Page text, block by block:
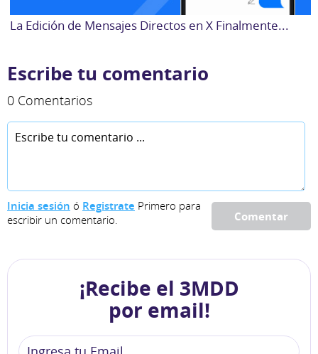
La Edición de Mensajes Directos en X Finalmente...
Escribe tu comentario
0 Comentarios
Comentar
Inicia sesión ó Registrate Primero para
escribir un comentario.
¡Recibe el 3MDD
por email!